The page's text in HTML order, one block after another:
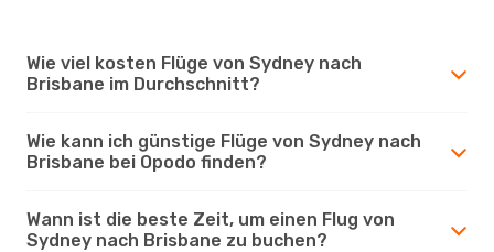
Wie viel kosten Flüge von Sydney nach
Brisbane im Durchschnitt?
Wie kann ich günstige Flüge von Sydney nach
Brisbane bei Opodo finden?
Wann ist die beste Zeit, um einen Flug von
Sydney nach Brisbane zu buchen?